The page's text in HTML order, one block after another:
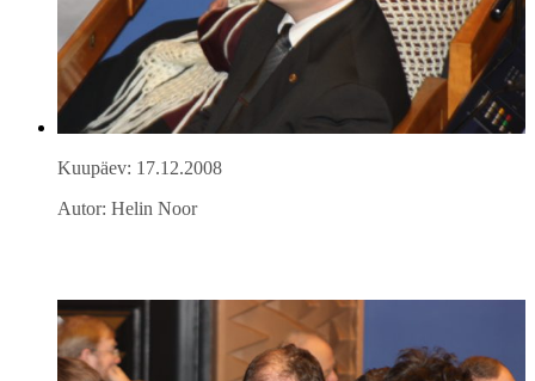
Kuupäev: 17.12.2008
Autor: Helin Noor